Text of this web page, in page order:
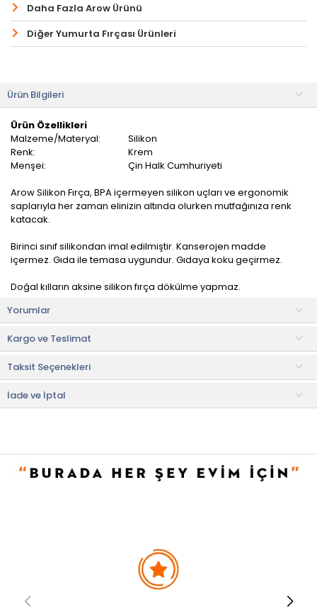
Daha Fazla Arow Ürünü
Diğer Yumurta Fırçası Ürünleri
Ürün Bilgileri
Ürün Özellikleri
Malzeme/Materyal:
Silikon
Renk:
Krem
Menşei:
Çin Halk Cumhuriyeti
Arow Silikon Fırça, BPA içermeyen silikon uçları ve ergonomik
saplarıyla her zaman elinizin altında olurken mutfağınıza renk
katacak.
Birinci sınıf silikondan imal edilmiştir. Kanserojen madde
içermez. Gıda ile temasa uygundur. Gıdaya koku geçirmez.
Doğal kılların aksine silikon fırça dökülme yapmaz.
Kullanım ve Bakım Bilgileri
• Bulaşık makinesinde yıkanabilir.
• Not:Bu fiyat perakende satışlar için belirlenmiştir. Toplu alımlar
Evidea tarafından incelenecek ve uygun bulunmayan siparişler
iptal edilecektir.
• " Ürün görsellerinde ışık, ortam ve dijital düzenlemelere bağlı
olarak renk ve doku farklılıkları oluşabilir. "
Yorumlar
Kargo ve Teslimat
Taksit Seçenekleri
İade ve İptal